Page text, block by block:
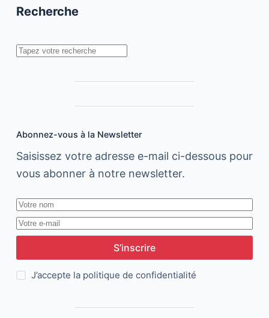
se
Recherche
Rechercher
Abonnez-vous à la Newsletter
Saisissez votre adresse e-mail ci-dessous pour
vous abonner à notre newsletter.
S’inscrire
J’accepte la politique de confidentialité